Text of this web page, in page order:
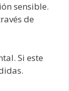
sensible.
de
Si este